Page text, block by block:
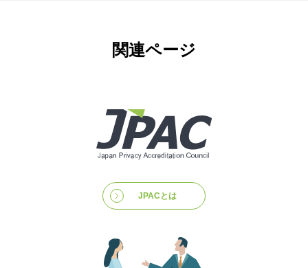
関連ページ
JPACとは